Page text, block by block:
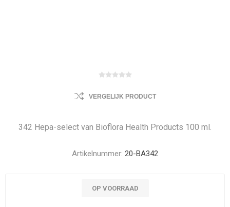
VERGELIJK PRODUCT
342 Hepa-select van Bioflora Health Products 100 ml.
Artikelnummer: 20-BA342
OP VOORRAAD